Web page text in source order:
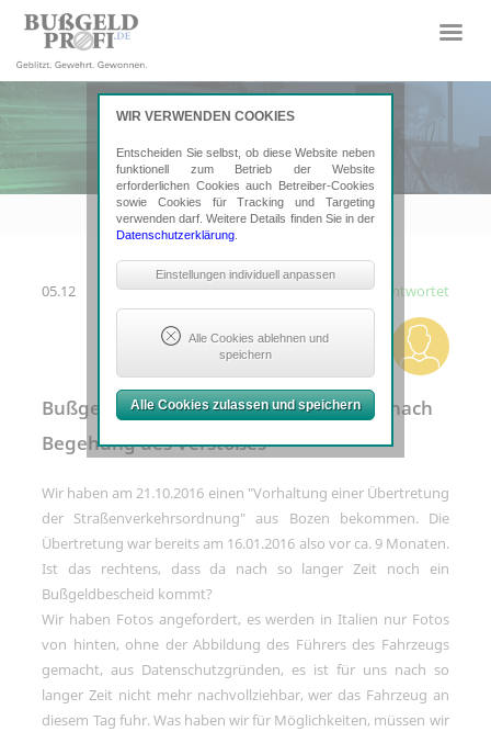
WIR VERWENDEN COOKIES
Entscheiden Sie selbst, ob diese Website neben
funktionell zum Betrieb der Website
erforderlichen Cookies auch Betreiber-Cookies
sowie Cookies für Tracking und Targeting
verwenden darf. Weitere Details finden Sie in der
Datenschutzerklärung
Notwendige Cookies
Funktionalität der Website zu sichern.
Erforderlich: Consent-Entscheidung,
Google ReCaptcha
Tracking- und Targeting-Cookies
Sind erforderlich, um unsere Website
auf Ihre Bedürfnisse hin zu optimieren.
Gestaltung und fortlaufende
einschließlich der Verknüpfung zu
Betreibercookies
Diese Cookies sind erforderlich, um z.B.
den Kartendienst von Google Maps zu
nutzen, mit dem Sie sich Standorte
unserer Kanzleien anzeigen lassen
können.
Einstellungen individuell anpassen
Alle Cookies ablehnen und
speichern
Alle Cookies zulassen und speichern
05.12 Beantwortet
Bußgeldbescheid aus Bozen 9 Monate nach
Begehung des Verstoßes
Wir haben am 21.10.2016 einen "Vorhaltung einer Übertretung
der Straßenverkehrsordnung" aus Bozen bekommen. Die
Übertretung war bereits am 16.01.2016 also vor ca. 9 Monaten.
Ist das rechtens, dass da nach so langer Zeit noch ein
Bußgeldbescheid kommt?
Wir haben Fotos angefordert, es werden in Italien nur Fotos
von hinten, ohne der Abbildung des Führers des Fahrzeugs
gemacht, aus Datenschutzgründen, es ist für uns nach so
langer Zeit nicht mehr nachvollziehbar, wer das Fahrzeug an
diesem Tag fuhr. Was haben wir für Möglichkeiten, müssen wir